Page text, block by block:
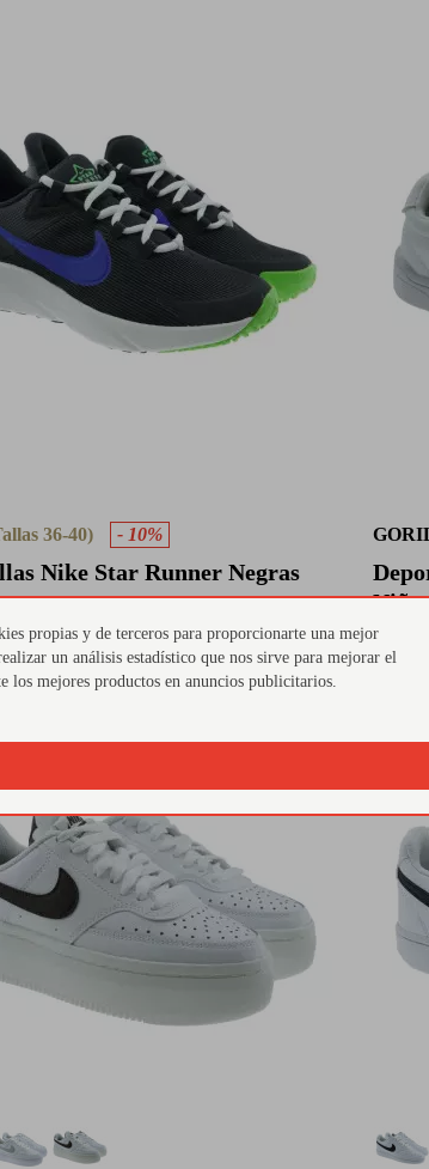
36-40) - 10%
Nike Star Runner Negras
€ 31 €
propias y de terceros para proporcionarte una mejor
un análisis estadístico que nos sirve para mejorar el
los mejores productos en anuncios publicitarios.